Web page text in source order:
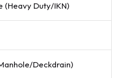
(Heavy Duty/IKN)
Deckdrain)